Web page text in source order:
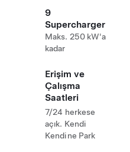
9
Supercharger
Maks. 250 kW'a
kadar
Erişim ve
Çalışma
Saatleri
7/24 herkese
açık. Kendi
Kendine Park